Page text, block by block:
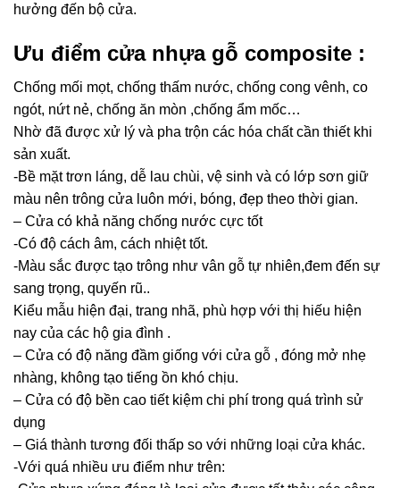
hưởng đến bộ cửa.
Ưu điểm cửa nhựa gỗ composite :
Chống mối mọt, chống thấm nước, chống cong vênh, co
ngót, nứt nẻ, chống ăn mòn ,chống ẩm mốc…
N hờ đã được xử lý và pha trộn các hóa chất cần thiết khi
sản xuất.
-Bề mặt trơn láng, dễ lau chùi, vệ sinh và có lớp sơn giữ
màu nên trông cửa luôn mới, bóng, đẹp theo thời gian.
– Cửa có khả năng chống nước cực tốt
-Có độ cách âm, cách nhiệt tốt.
-Màu sắc được tạo trông như vân gỗ tự nhiên,đem đến sự
sang trọng, quyến rũ..
Kiểu mẫu hiện đại, trang nhã, phù hợp với thị hiếu hiện
nay của các hộ gia đình .
– Cửa có độ năng đầm giống với cửa gỗ , đóng mở nhẹ
nhàng, không tạo tiếng ồn khó chịu.
– Cửa có độ bền cao tiết kiệm chi phí trong quá trình sử
dụng
– Giá thành tương đối thấp so với những loại cửa khác.
-Với quá nhiều ưu điểm như trên: